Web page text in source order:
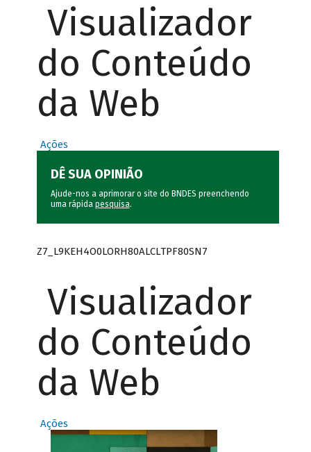
Visualizador
do Conteúdo
da Web
Ações
DÊ SUA OPINIÃO
Ajude-nos a aprimorar o site do BNDES preenchendo
uma rápida pesquisa.
Z7_L9KEH4O0LORH80ALCLTPF80SN7
Visualizador
do Conteúdo
da Web
Ações